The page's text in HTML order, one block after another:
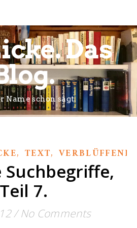
Das
Name schon sagt.
, TEXT,
Teil 7.
/ No Comments